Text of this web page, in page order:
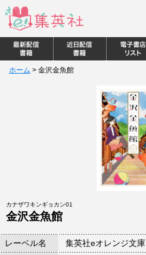
ホーム > 金沢金魚館
カナザワキンギョカン01
金沢金魚館
レーベル名
集英社eオレンジ文庫